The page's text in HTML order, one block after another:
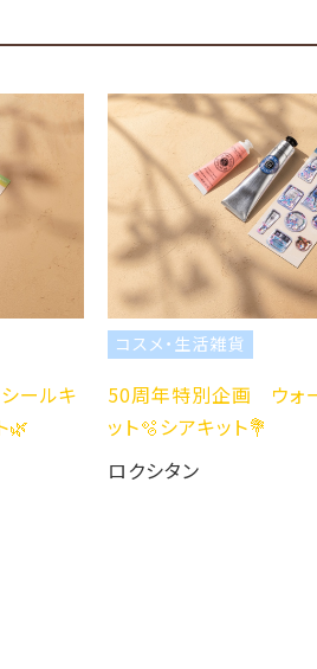
コスメ・生活雑貨
50周年特別企画 ウォーターシ
ット🫧シアキット💐
ロクシタン